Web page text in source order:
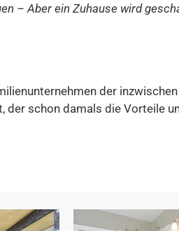
– Aber ein Zuhause wird
der
der schon damals die Vorteile